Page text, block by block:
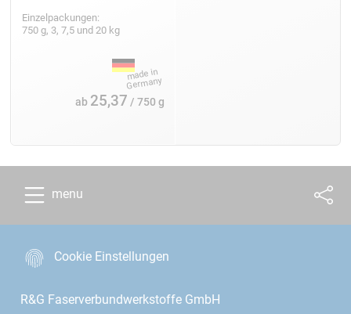
Einzelpackungen:
750 g, 3, 7,5 und 20 kg
ab 25,37 / 750 g
menu
Cookie Einstellungen
R&G Faserverbundwerkstoffe GmbH